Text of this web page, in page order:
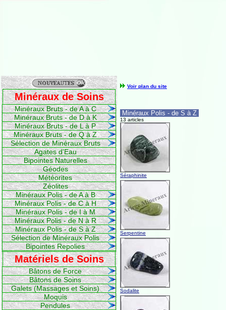
Minéraux de Soins
Minéraux Bruts - de A à C
Minéraux Bruts - de D à K
Minéraux Bruts - de L à P
Minéraux Bruts - de Q à Z
Sélection de Minéraux Bruts
Agates d'Eau
Bipointes Naturelles
Géodes
Météorites
Zéolites
Minéraux Polis - de A à B
Minéraux Polis - de C à H
Minéraux Polis - de I à M
Minéraux Polis - de N à R
Minéraux Polis - de S à Z
Sélection de Minéraux Polis
Bipointes Repolies
Matériels de Soins
Bâtons de Force
Bâtons de Soins
Galets (Massages et Soins)
Moquis
Pendules
Voir plan du site
Minéraux Polis - de S à Z
13 articles
Séraphinite
Serpentine
Sodalite